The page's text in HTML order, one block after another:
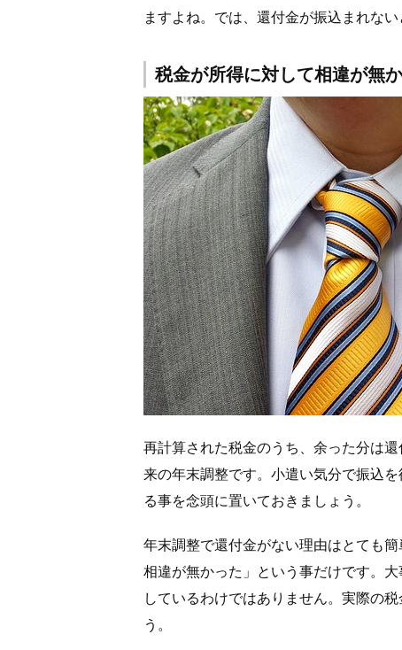
ますよね。では、還付金が振込まれな
税金が所得に対して相違が無
再計算された税金のうち、余った分は
来の年末調整です。小遣い気分で振込
る事を念頭に置いておきましょう。
年末調整で還付金がない理由はとても
相違が無かった」という事だけです。
しているわけではありません。実際の
う。